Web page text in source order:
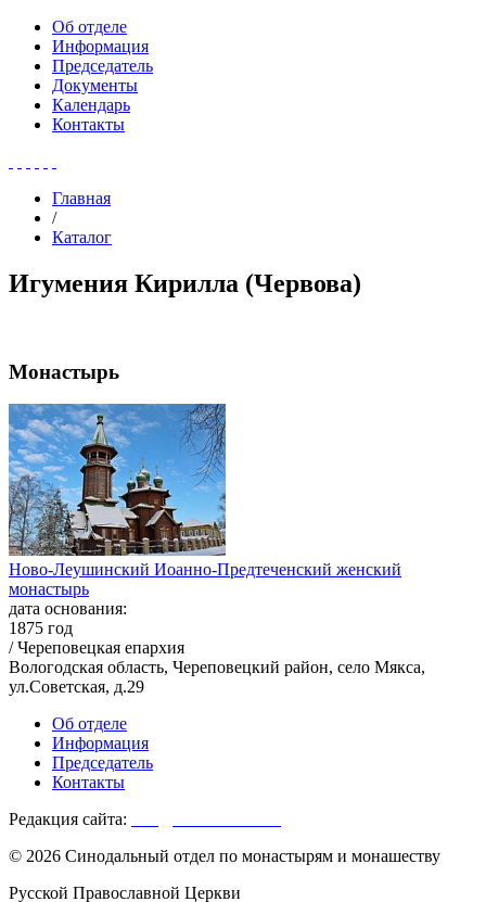
Об отделе
Информация
Председатель
Документы
Календарь
Контакты
Главная
/
Каталог
Игумения Кирилла (Червова)
Монастырь
Ново-Леушинский Иоанно-Предтеченский женский
монастырь
дата основания:
1875 год
/ Череповецкая епархия
Вологодская область, Череповецкий район, село Мякса,
ул.Советская, д.29
Об отделе
Информация
Председатель
Контакты
Редакция сайта:
© 2026 Синодальный отдел по монастырям и монашеству
Русской Православной Церкви